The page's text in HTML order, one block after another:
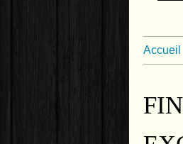
Accueil